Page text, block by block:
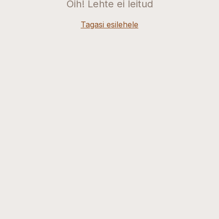
Oih! Lehte ei leitud
Tagasi esilehele